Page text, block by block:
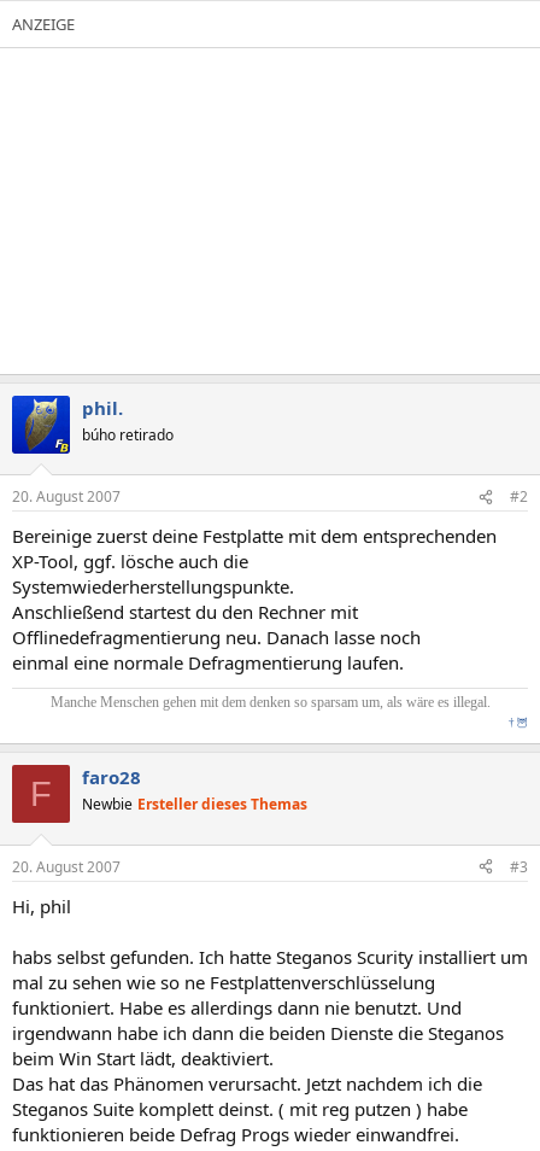
phil.
búho retirado
20. August 2007 #2
Bereinige zuerst deine Festplatte mit dem entsprechenden
XP-Tool, ggf. lösche auch die
Systemwiederherstellungspunkte.
Anschließend startest du den Rechner mit
Offlinedefragmentierung neu. Danach lasse noch
einmal eine normale Defragmentierung laufen.
Manche Menschen gehen mit dem denken so sparsam um, als wäre es illegal.
† 🦉
F faro28
Newbie Ersteller dieses Themas
20. August 2007 #3
Hi, phil
habs selbst gefunden. Ich hatte Steganos Scurity installiert um
mal zu sehen wie so ne Festplattenverschlüsselung
funktioniert. Habe es allerdings dann nie benutzt. Und
irgendwann habe ich dann die beiden Dienste die Steganos
beim Win Start lädt, deaktiviert.
Das hat das Phänomen verursacht. Jetzt nachdem ich die
Steganos Suite komplett deinst. ( mit reg putzen ) habe
funktionieren beide Defrag Progs wieder einwandfrei.